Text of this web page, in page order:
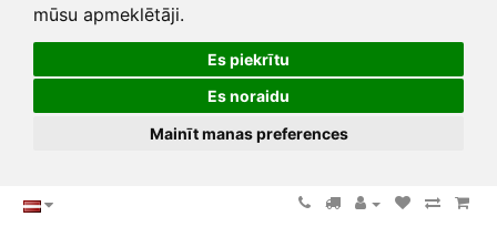
mūsu apmeklētāji.
Es piekrītu
Es noraidu
Mainīt manas preferences